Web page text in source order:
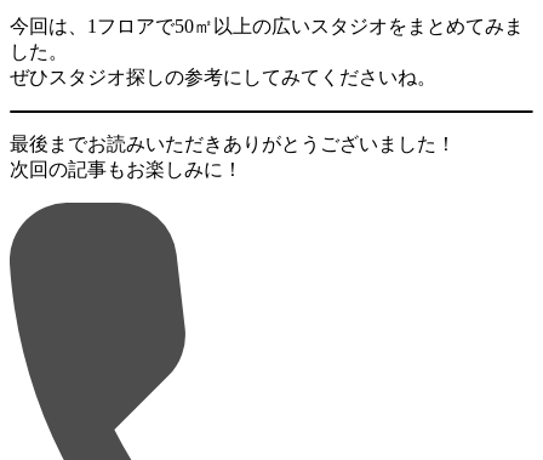
今回は、1フロアで50㎡以上の広いスタジオをまとめてみま
した。
ぜひスタジオ探しの参考にしてみてくださいね。
最後までお読みいただきありがとうございました！
次回の記事もお楽しみに！